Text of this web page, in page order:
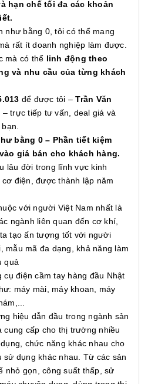
hạn chế tối đa các khoản
như bằng 0, tôi có thể mang
rất ít doanh nghiệp làm được.
mà có thể linh động theo
và nhu cầu của từng khách
để được tôi –Trần Văn
– trực tiếp tư vấn, deal giá và
bằng 0 – Phần tiết kiệm
giá bán cho khách hàng.
lâu đời trong lĩnh vực kinh
điện, được thành lập năm
với người Việt Nam nhất là
ngành liên quan đến cơ khí,
tạo ấn tượng tốt với người
mẫu mã đa dạng, khả năng làm
quả
điện cầm tay hàng đầu Nhật
máy mài, máy khoan, máy
hiệu dẫn đầu trong ngành sản
cung cấp cho thị trường nhiều
chức năng khác nhau cho
sử dụng khác nhau. Từ các sản
nhỏ gọn, công suất thấp, sử